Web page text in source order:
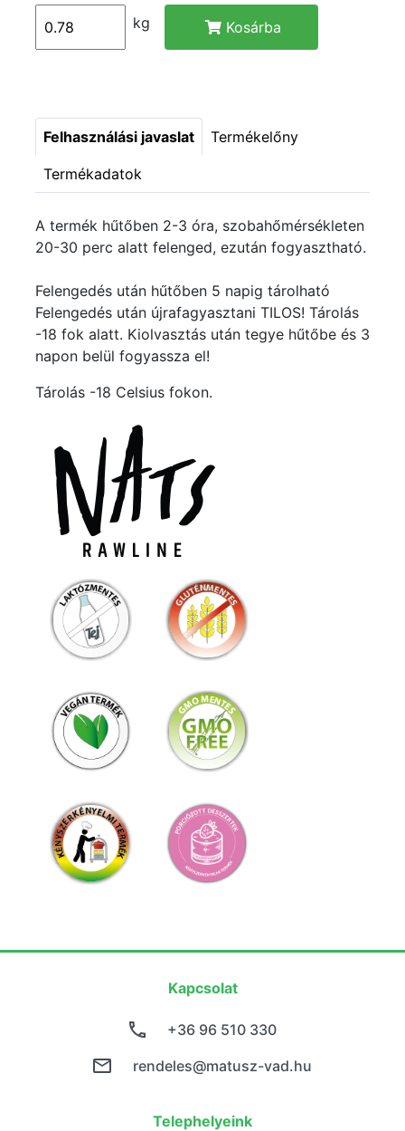
kg Kosárba
Felhasználási javaslat Termékelőny
Termékadatok
A termék hűtőben 2-3 óra, szobahőmérsékleten
20-30 perc alatt felenged, ezután fogyasztható.
Felengedés után hűtőben 5 napig tárolható
Felengedés után újrafagyasztani TILOS! Tárolás
-18 fok alatt. Kiolvasztás után tegye hűtőbe és 3
napon belül fogyassza el!
Tárolás -18 Celsius fokon.
Kapcsolat
+36 96 510 330
rendeles@matusz-vad.hu
Telephelyeink